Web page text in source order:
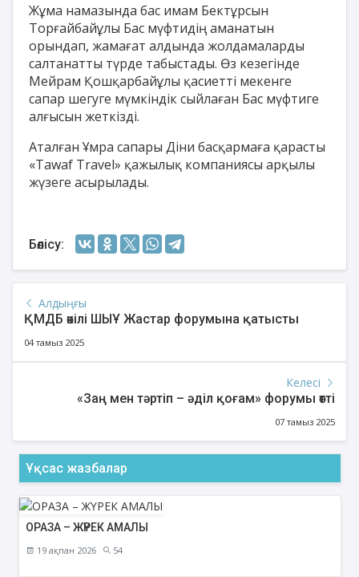
Жұма намазында бас имам Бектұрсын
Торғайбайұлы Бас мүфтидің аманатын
орындап, жамағат алдында жолдамаларды
салтанатты түрде табыстады. Өз кезегінде
Мейрам Қошқарбайұлы қасиетті мекенге
сапар шегуге мүмкіндік сыйлаған Бас мүфтиге
алғысын жеткізді.
Аталған Ұмра сапары Діни басқармаға қарасты
«Tawaf Travel» қажылық компаниясы арқылы
жүзеге асырылады.
Бөлісу:
Алдыңғы
ҚМДБ өкілі ШЫҰ Жастар форумына қатысты
04 тамыз 2025
Келесі
«Заң мен тәртіп – әділ қоғам» форумы өтті
07 тамыз 2025
Ұқсас жазбалар
ОРАЗА – ЖҮРЕК АМАЛЫ
19 ақпан 2026 54